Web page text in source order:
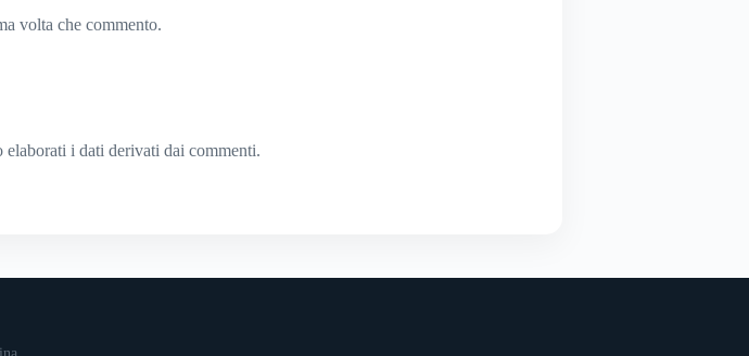
volta che commento.
elaborati i dati derivati dai commenti.